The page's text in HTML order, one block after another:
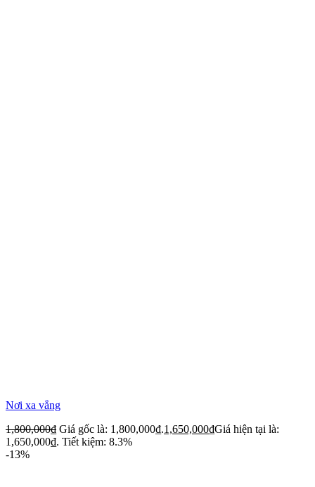
Nơi xa vắng
1,800,000₫ Giá gốc là: 1,800,000₫.1,650,000₫Giá hiện tại là:
1,650,000₫. Tiết kiệm: 8.3%
-13%